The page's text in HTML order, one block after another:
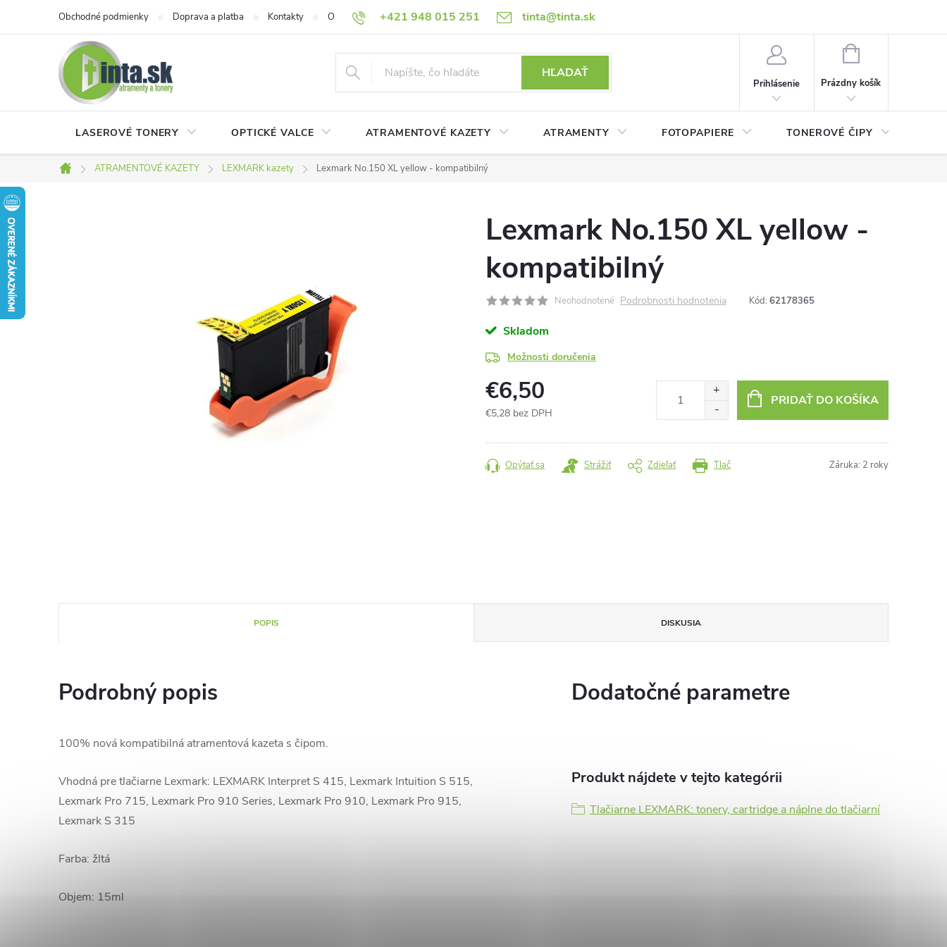
+421 948 015 251 tinta@tinta.sk
Obchodné podmienky Doprava a platba Kontakty O nás Často kladené otázky Ako nakupovať Ochrana osobný údajov (GDPR)
HĽADAŤ
Prihlásenie
NÁKUPNÝ
Prázdny košík
LASEROVÉ TONERY OPTICKÉ VALCE ATRAMENTOVÉ KAZETY ATRAMENTY FOTOPAPIERE TONEROVÉ ČIPY
Domov
ATRAMENTOVÉ KAZETY LEXMARK kazety Lexmark No.150 XL yellow - kompatibilný
Lexmark No.150 XL yellow -
kompatibilný
Neohodnotené Podrobnosti hodnotenia Kód: 62178365
Skladom
Možnosti doručenia
€6,50
€5,28 bez DPH
cena:
PRIDAŤ DO KOŠÍKA
Tlač
Opýtať sa Strážiť Zdieľať Záruka: 2 roky
POPIS DISKUSIA
Podrobný popis
100% nová kompatibilná atramentová kazeta s čipom.
Vhodná pre tlačiarne Lexmark: LEXMARK Interpret S 415, Lexmark Intuition S 515,
Lexmark Pro 715, Lexmark Pro 910 Series, Lexmark Pro 910, Lexmark Pro 915,
Lexmark S 315
Farba: žltá
Objem: 15ml
Dodatočné parametre
Produkt nájdete v tejto kategórii
Tlačiarne LEXMARK: tonery, cartridge a náplne do tlačiarní